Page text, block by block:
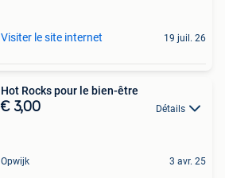
Visiter le site internet 19 juil. 26
Hot Rocks pour le bien-être
€ 3,00 Détails
Opwijk 3 avr. 25